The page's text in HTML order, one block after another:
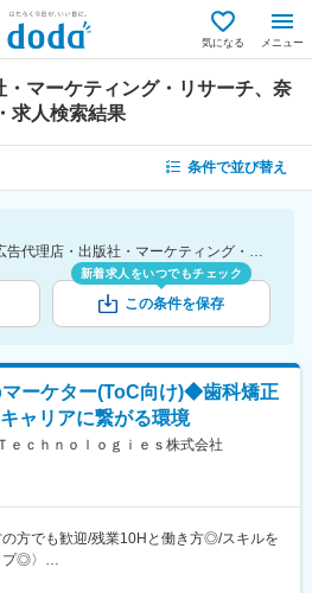
気になる メニュー
・マーケティング・リサーチ、奈
求人検索結果
条件で並び替え
[勤務地]奈良県 [業種]医療広告代理店・出版社・マーケティング・リサーチ-医薬品・医療機器・ライフサイエンス・医療系サービス [こだわり条件ピックアップ]学歴不問 [詳細条件](募集・採用情報)学歴不問
新着求人をいつでもチェック
この条件を保存
マーケター(ToC向け)◆歯科矯正
ャリアに繋がる環境
ｃｈｎｏｌｏｇｉｅｓ株式会社
の方でも歓迎/残業10Hと働き方◎/スキルを
◎〉